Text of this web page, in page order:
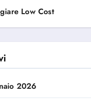
Low Cost
2026